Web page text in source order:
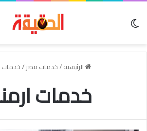
الرئيسية/خدمات مصر/خدمات
خدمات